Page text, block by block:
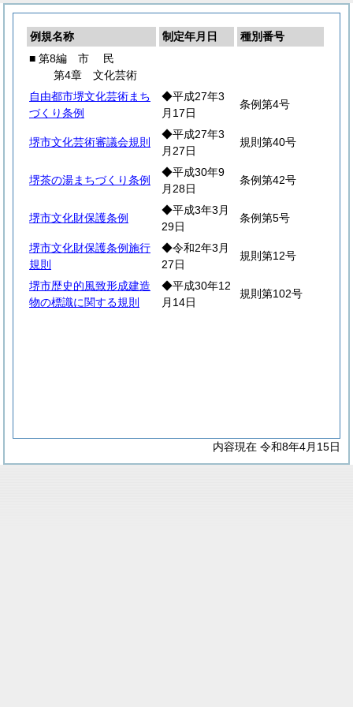
例規名称 制定年月日
種別番号
■ 第8編 市
民
第4章 文化芸術
自由都市堺文化芸術まち
づくり条例
◆平成27年3
月17日
条例第4号
堺市文化芸術審議会規則
◆平成27年3
月27日
規則第40号
堺茶の湯まちづくり条例
◆平成30年9
月28日
条例第42号
堺市文化財保護条例
◆平成3年3月
29日
条例第5号
堺市文化財保護条例施行
規則
◆令和2年3月
27日
規則第12号
堺市歴史的風致形成建造
物の標識に関する規則
◆平成30年12
月14日
規則第102号
内容現在 令和8年4月15日